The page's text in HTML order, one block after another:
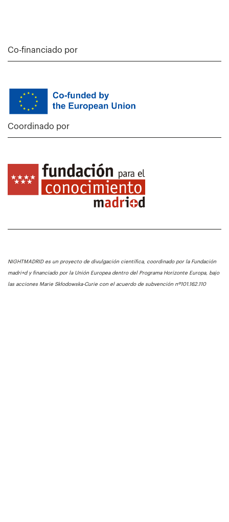
Co-financiado por
Coordinado por
NIGHTMADRID es un proyecto de divulgación científica, coordinado por la Fundación
madri+d y financiado por la Unión Europea dentro del Programa Horizonte Europa, bajo
las acciones Marie Skłodowska-Curie con el acuerdo de subvención nº101.162.110